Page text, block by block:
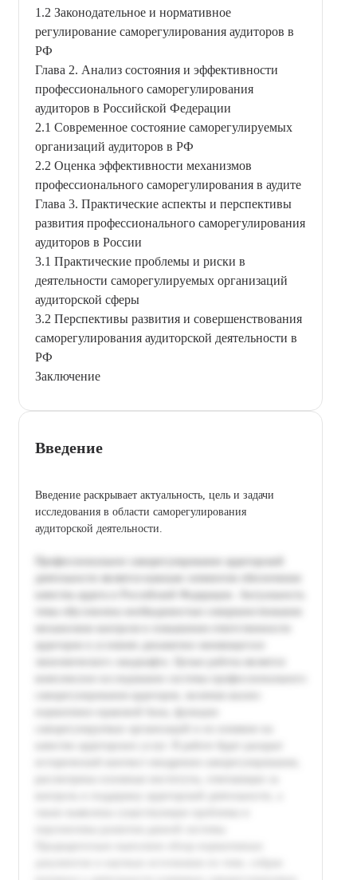
1.2 Законодательное и нормативное
регулирование саморегулирования аудиторов в
РФ
Глава 2. Анализ состояния и эффективности
профессионального саморегулирования
аудиторов в Российской Федерации
2.1 Современное состояние саморегулируемых
организаций аудиторов в РФ
2.2 Оценка эффективности механизмов
профессионального саморегулирования в аудите
Глава 3. Практические аспекты и перспективы
развития профессионального саморегулирования
аудиторов в России
3.1 Практические проблемы и риски в
деятельности саморегулируемых организаций
аудиторской сферы
3.2 Перспективы развития и совершенствования
саморегулирования аудиторской деятельности в
РФ
Заключение
Введение
Введение раскрывает актуальность, цель и задачи
исследования в области саморегулирования
аудиторской деятельности.